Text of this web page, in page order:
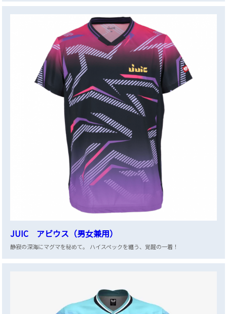
JUIC アビウス（男女兼用）
静寂の深海にマグマを秘めて。 ハイスペックを纏う、覚醒の一着！